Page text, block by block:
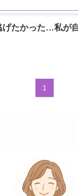
げたかった…私が
1